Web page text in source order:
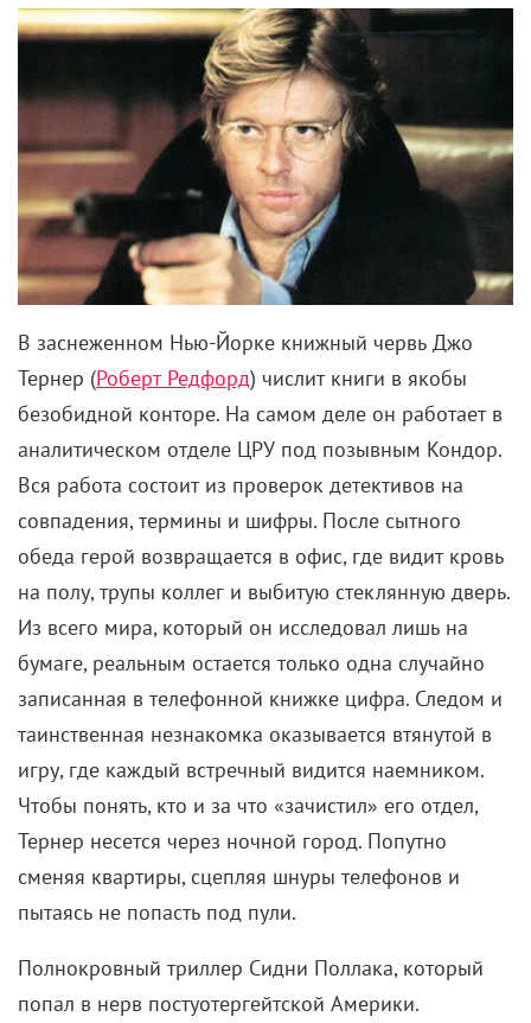
В заснеженном Нью-Йорке книжный червь Джо
Тернер (Роберт Редфорд) числит книги в якобы
безобидной конторе. На самом деле он работает в
аналитическом отделе ЦРУ под позывным Кондор.
Вся работа состоит из проверок детективов на
совпадения, термины и шифры. После сытного
обеда герой возвращается в офис, где видит кровь
на полу, трупы коллег и выбитую стеклянную дверь.
Из всего мира, который он исследовал лишь на
бумаге, реальным остается только одна случайно
записанная в телефонной книжке цифра. Следом и
таинственная незнакомка оказывается втянутой в
игру, где каждый встречный видится наемником.
Чтобы понять, кто и за что «зачистил» его отдел,
Тернер несется через ночной город. Попутно
сменяя квартиры, сцепляя шнуры телефонов и
пытаясь не попасть под пули.
Полнокровный триллер Сидни Поллака, который
попал в нерв постуотергейтской Америки.